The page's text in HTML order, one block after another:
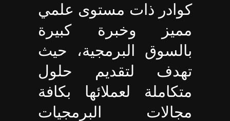
كوادر ذات مستوى علمي
مميز وخبرة كبيرة
بالسوق البرمجية، حيث
تهدف لتقديم حلول
متكاملة لعملائها بكافة
مجالات البرمجيات